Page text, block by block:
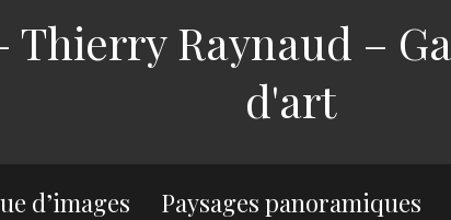
Thierry Raynaud –
d'art
d’images Paysages panoramiques